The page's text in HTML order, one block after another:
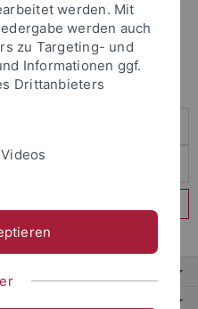
Ihr Passwort an um sich
werden. Mit
werden auch
zu Targeting- und
Informationen ggf.
Drittanbieters
Videos